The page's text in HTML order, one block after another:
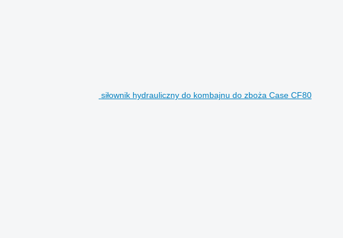
siłownik hydrauliczny do kombajnu do zboża Case CF80